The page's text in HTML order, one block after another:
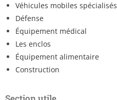
Véhicules mobiles spécialisés
Défense
Équipement médical
Les enclos
Équipement alimentaire
Construction